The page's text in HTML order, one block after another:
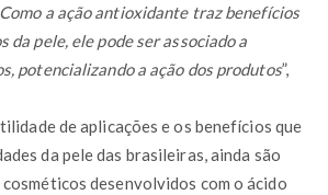
a ação antioxidante traz benefícios
da pele, ele pode ser associado a
potencializando a ação dos produtos”,
de aplicações e os benefícios que
da pele das brasileiras, ainda são
desenvolvidos com o ácido